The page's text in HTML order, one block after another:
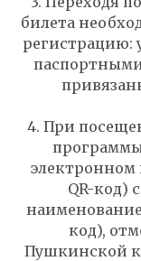
билета
регистрацию:
4. При
электронном
QR-код)
код),
Пушкинской